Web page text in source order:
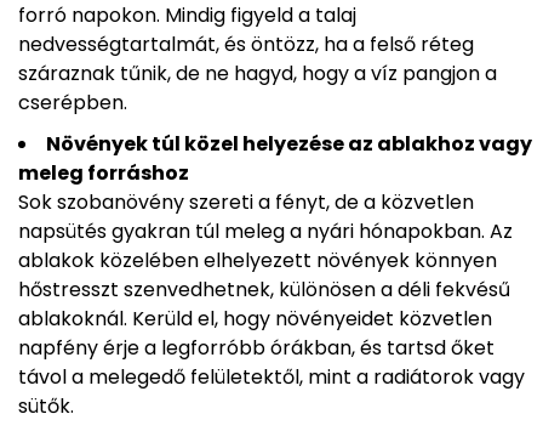
forró napokon. Mindig figyeld a talaj
nedvességtartalmát, és öntözz, ha a felső réteg
száraznak tűnik, de ne hagyd, hogy a víz pangjon a
cserépben.
Növények túl közel helyezése az ablakhoz vagy
meleg forráshoz
Sok szobanövény szereti a fényt, de a közvetlen
napsütés gyakran túl meleg a nyári hónapokban. Az
ablakok közelében elhelyezett növények könnyen
hőstresszt szenvedhetnek, különösen a déli fekvésű
ablakoknál. Kerüld el, hogy növényeidet közvetlen
napfény érje a legforróbb órákban, és tartsd őket
távol a melegedő felületektől, mint a radiátorok vagy
sütők.